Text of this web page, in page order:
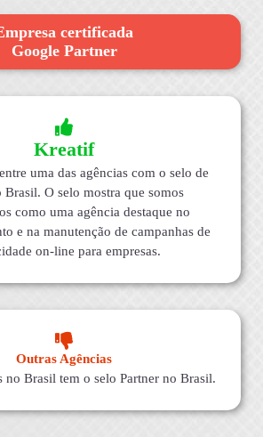
certificada
Google Partner
Kreatif
uma das agências com o selo de
Brasil. O selo mostra que somos
como uma agência destaque no
e na manutenção de campanhas de
on-line para empresas.
Outras Agências
no Brasil tem o selo Partner no Brasil.